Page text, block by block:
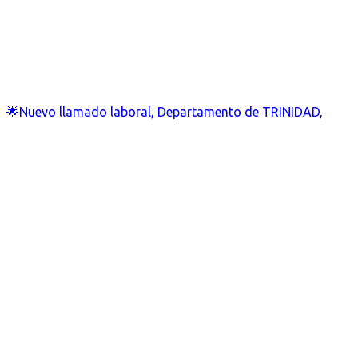
🌟Nuevo llamado laboral, Departamento de TRINIDAD,